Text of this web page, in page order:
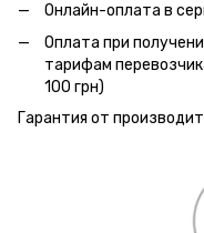
Онлайн-оплата в
Оплата при
тарифам
100 грн)
Гарантия от